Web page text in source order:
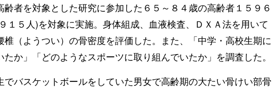
者を対象とした研究に参加した６５～８４歳の高齢者１５９６
１５人)を対象に実施。身体組成、血液検査、ＤＸＡ法を用いて
椎（ようつい）の骨密度を評価した。また、「中学・高校生期に
か」「どのようなスポーツに取り組んでいたか」を調査した。
でバスケットボールをしていた男女で高齢期の大たい骨けい部骨